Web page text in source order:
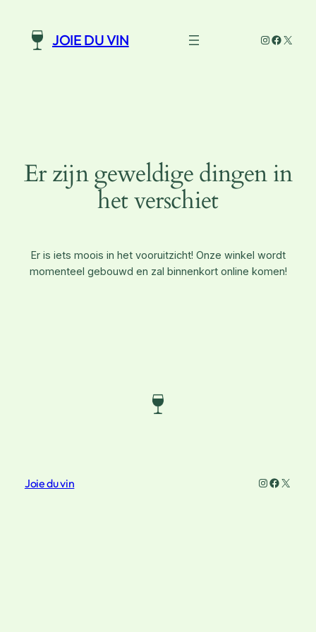
JOIE DU VIN Instagram
X
Er zijn geweldige dingen in
het verschiet
Er is iets moois in het vooruitzicht! Onze winkel wordt
momenteel gebouwd en zal binnenkort online komen!
Joie du vin Instagram
X